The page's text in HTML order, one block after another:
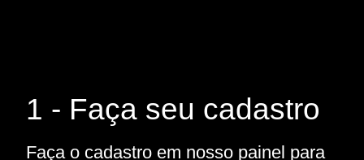
1 - Faça seu cadastro
Faça o cadastro em nosso painel para